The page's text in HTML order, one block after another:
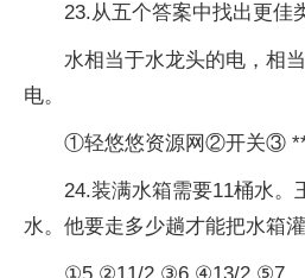
23.从五个答案中找出更佳
水相当于水龙头的电，相
电。
①轻悠悠资源网②开关③
24.装满水箱需要11桶水。
水。他要走多少趟才能把水箱